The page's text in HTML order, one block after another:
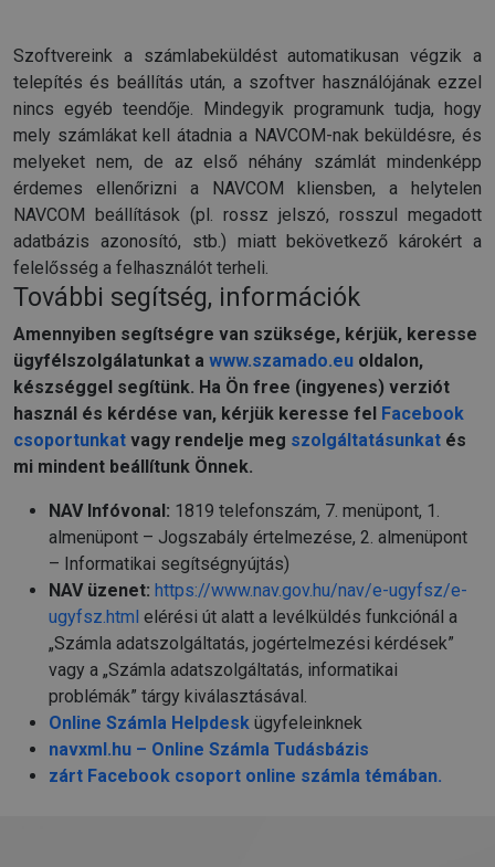
Szoftvereink a számlabeküldést automatikusan végzik a
telepítés és beállítás után, a szoftver használójának ezzel
nincs egyéb teendője. Mindegyik programunk tudja, hogy
mely számlákat kell átadnia a NAVCOM-nak beküldésre, és
melyeket nem, de az első néhány számlát mindenképp
érdemes ellenőrizni a NAVCOM kliensben, a helytelen
NAVCOM beállítások (pl. rossz jelszó, rosszul megadott
adatbázis azonosító, stb.) miatt bekövetkező károkért a
felelősség a felhasználót terheli.
További segítség, információk
Amennyiben segítségre van szüksége, kérjük, keresse
ügyfélszolgálatunkat a www.szamado.eu oldalon,
készséggel segítünk. Ha Ön free (ingyenes) verziót
használ és kérdése van, kérjük keresse fel
Facebook
csoportunkat vagy rendelje meg szolgáltatásunkat és
mi mindent beállítunk Önnek.
NAV Infóvonal: 1819 telefonszám, 7. menüpont, 1.
almenüpont – Jogszabály értelmezése, 2. almenüpont
– Informatikai segítségnyújtás)
NAV üzenet: https://www.nav.gov.hu/nav/e-ugyfsz/e-
ugyfsz.html elérési út alatt a levélküldés funkciónál a
„Számla adatszolgáltatás, jogértelmezési kérdések”
vagy a „Számla adatszolgáltatás, informatikai
problémák” tárgy kiválasztásával.
Online Számla Helpdesk ügyfeleinknek
navxml.hu – Online Számla Tudásbázis
zárt Facebook csoport online számla témában.